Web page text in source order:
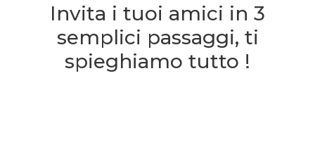
Invita i tuoi amici in 3
semplici passaggi, ti
spieghiamo tutto !